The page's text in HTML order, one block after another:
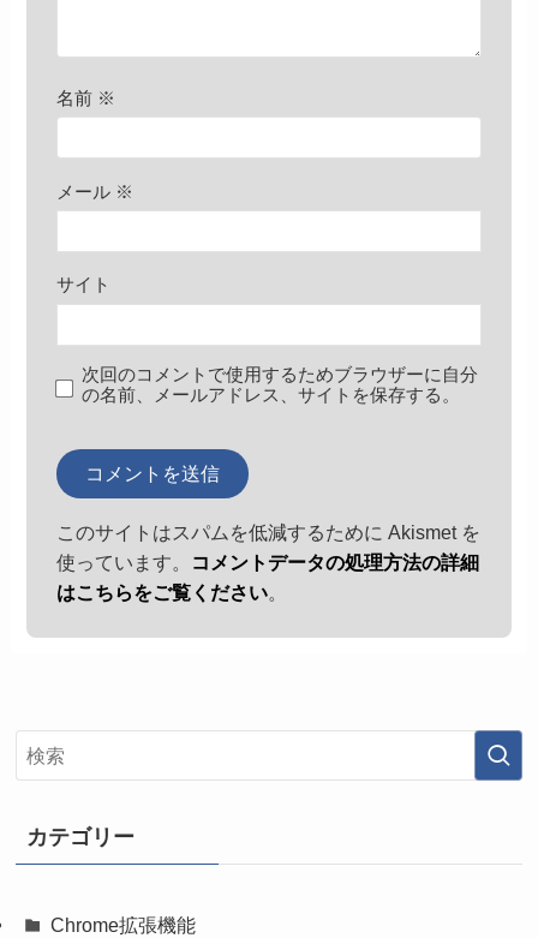
名前 ※
メール ※
サイト
次回のコメントで使用するためブラウザーに自分
の名前、メールアドレス、サイトを保存する。
このサイトはスパムを低減するために Akismet を
使っています。
コメントデータの処理方法の詳細
はこちらをご覧ください。
カテゴリー
Chrome拡張機能